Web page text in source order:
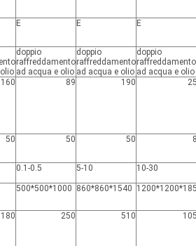
E E E
doppio
raffreddamento
ad acqua e olio
doppio
raffreddamento
ad acqua e olio
doppio
raffreddamento
ad acqua e olio
160 89 190
50 50 50
0.1-0.5 5-10 10-30
500*500*1000 860*860*1540
180 250 510